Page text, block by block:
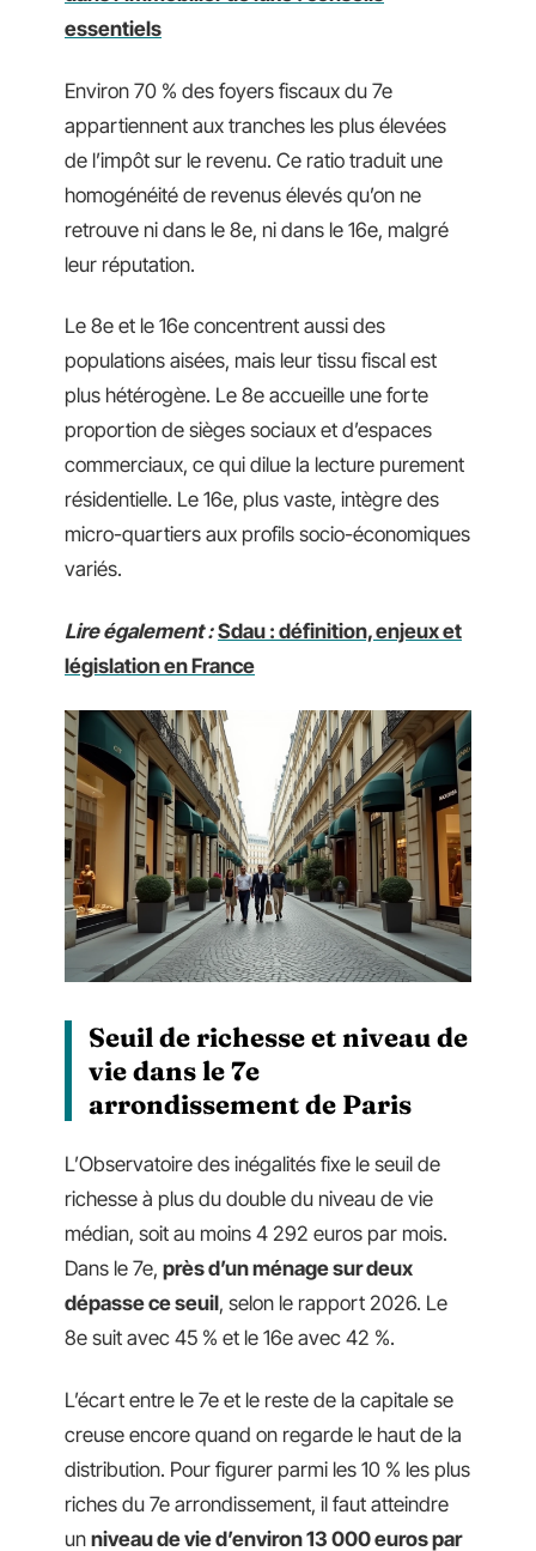
essentiels
Environ 70 % des foyers fiscaux du 7e
appartiennent aux tranches les plus élevées
de l’impôt sur le revenu. Ce ratio traduit une
homogénéité de revenus élevés qu’on ne
retrouve ni dans le 8e, ni dans le 16e, malgré
leur réputation.
Le 8e et le 16e concentrent aussi des
populations aisées, mais leur tissu fiscal est
plus hétérogène. Le 8e accueille une forte
proportion de sièges sociaux et d’espaces
commerciaux, ce qui dilue la lecture purement
résidentielle. Le 16e, plus vaste, intègre des
micro-quartiers aux profils socio-économiques
variés.
Lire également : Sdau : définition, enjeux et
législation en France
Seuil de richesse et niveau de
vie dans le 7e
arrondissement de Paris
L’Observatoire des inégalités fixe le seuil de
richesse à plus du double du niveau de vie
médian, soit au moins 4 292 euros par mois.
Dans le 7e, près d’un ménage sur deux
dépasse ce seuil, selon le rapport 2026. Le
8e suit avec 45 % et le 16e avec 42 %.
L’écart entre le 7e et le reste de la capitale se
creuse encore quand on regarde le haut de la
distribution. Pour figurer parmi les 10 % les plus
riches du 7e arrondissement, il faut atteindre
un niveau de vie d’environ 13 000 euros par